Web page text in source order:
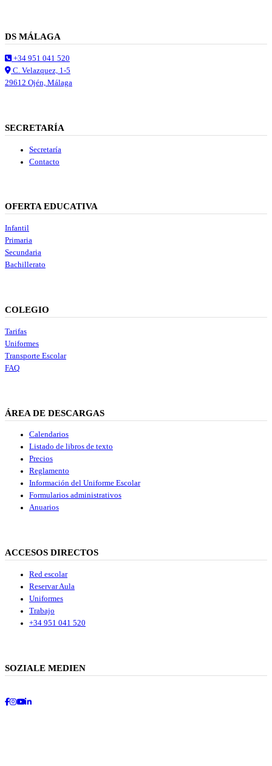
DS MÁLAGA
+34 951 041 520
C. Velazquez, 1-5
29612 Ojén, Málaga
SECRETARÍA
Secretaría
Contacto
OFERTA EDUCATIVA
Infantil
Primaria
Secundaria
Bachillerato
COLEGIO
Tarifas
Uniformes
Transporte Escolar
FAQ
ÁREA DE DESCARGAS
Calendarios
Listado de libros de texto
Precios
Reglamento
Información del Uniforme Escolar
Formularios administrativos
Anuarios
ACCESOS DIRECTOS
Red escolar
Reservar Aula
Uniformes
Trabajo
+34 951 041 520
SOZIALE MEDIEN